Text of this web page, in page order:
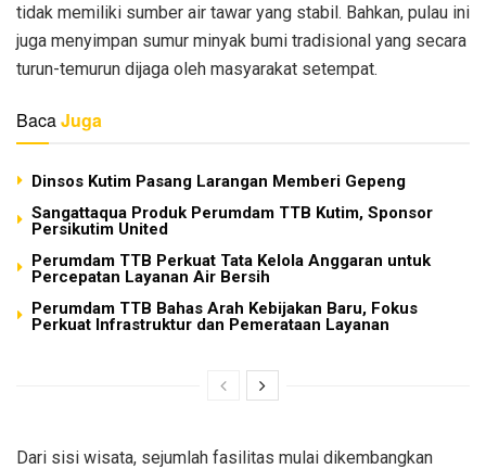
tidak memiliki sumber air tawar yang stabil. Bahkan, pulau ini
juga menyimpan sumur minyak bumi tradisional yang secara
turun-temurun dijaga oleh masyarakat setempat.
BacaJuga
Dinsos Kutim Pasang Larangan Memberi Gepeng
Sangattaqua Produk Perumdam TTB Kutim, Sponsor
Persikutim United
Perumdam TTB Perkuat Tata Kelola Anggaran untuk
Percepatan Layanan Air Bersih
Perumdam TTB Bahas Arah Kebijakan Baru, Fokus
Perkuat Infrastruktur dan Pemerataan Layanan
Dari sisi wisata, sejumlah fasilitas mulai dikembangkan